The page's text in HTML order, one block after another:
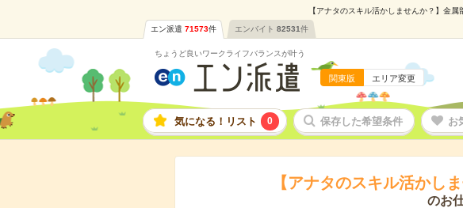
【アナタのスキル活かしませんか？】金
エン派遣 71573件 エンバイト 82531件
ちょうど良いワークライフバランスが叶う
関東版 エリア変更
気になる！リスト 0 保存した希望条件 お
【アナタのスキル活かし
のお